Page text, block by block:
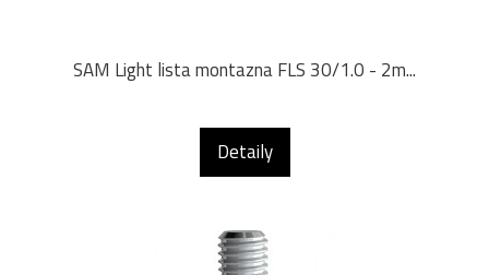
SAM Light lista montazna FLS 30/1.0 - 2m...
Detaily